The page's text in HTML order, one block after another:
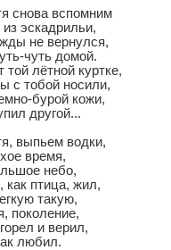
снова вспомним
эскадрильи,
не вернулся,
чуть домой.
той лётной куртке,
с тобой носили,
бурой кожи,
другой...
выпьем водки,
время,
небо,
как птица, жил,
такую,
поколение,
и верил,
любил.